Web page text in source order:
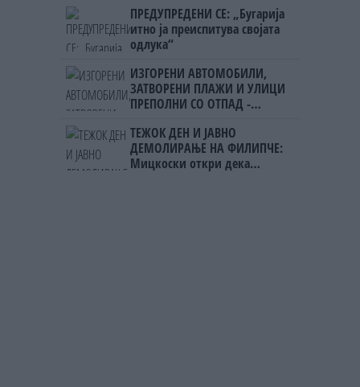
ПРЕДУПРЕДЕНИ СЕ: „Бугарија
итно ја преиспитува својата
одлука“
ИЗГОРЕНИ АВТОМОБИЛИ,
ЗАТВОРЕНИ ПЛАЖИ И УЛИЦИ
ПРЕПОЛНИ СО ОТПАД -
мигрантскиот бран кон Сеута
ТЕЖОК ДЕН И ЈАВНО
ДЕМОЛИРАЊЕ НА ФИЛИПЧЕ:
Мицкоски откри дека